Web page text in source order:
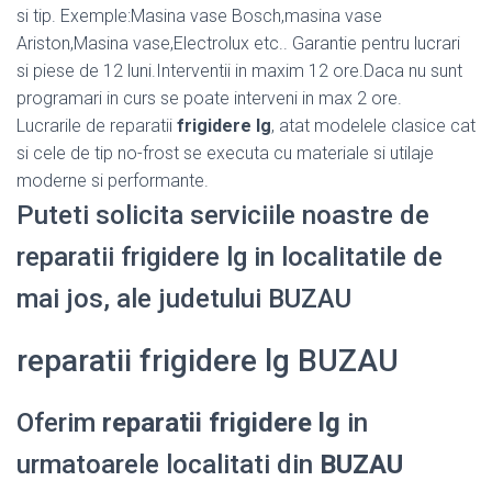
si tip. Exemple:Masina vase Bosch,masina vase
Ariston,Masina vase,Electrolux etc.. Garantie pentru lucrari
si piese de 12 luni.Interventii in maxim 12 ore.Daca nu sunt
programari in curs se poate interveni in max 2 ore.
Lucrarile de reparatii frigidere lg, atat modelele clasice cat
si cele de tip no-frost se executa cu materiale si utilaje
moderne si performante.
Puteti solicita serviciile noastre de
reparatii frigidere lg in localitatile de
mai jos, ale judetului BUZAU
reparatii frigidere lg BUZAU
Oferim reparatii frigidere lg in
urmatoarele localitati din BUZAU